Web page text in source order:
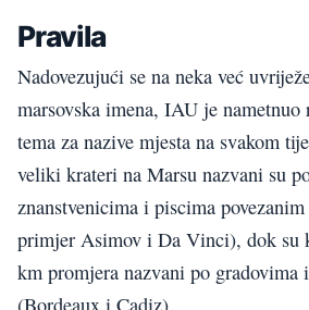
Pravila
Nadovezujući se na neka već
marsovska imena, IAU je nametnuo
tema za nazive mjesta na svakom
veliki krateri na Marsu nazvani su
znanstvenicima i piscima
primjer Asimov i Da Vinci), dok su
km promjera nazvani po